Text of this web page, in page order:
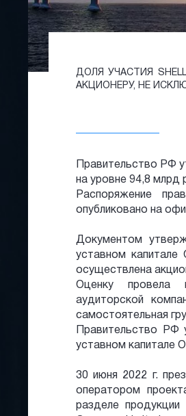
ДОЛЯ УЧАСТИЯ
АКЦИОНЕРУ, НЕ
Правительство РФ
на уровне 94,8 млрд
Распоряжение
опубликовано на
Документом
уставном
осуществлена
Оценку провела
аудиторской
самостоятельная
Правительство РФ
уставном капитале
30 июня 2022 г.
оператором
разделе